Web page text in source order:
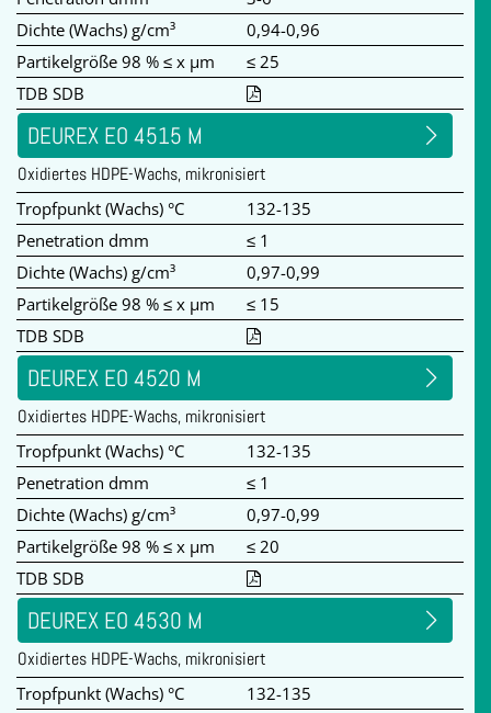
Dichte (Wachs) g/cm³
0,94-0,96
Partikelgröße 98 % ≤ x µm
≤ 25
TDB SDB
DEUREX EO 4515 M
Oxidiertes HDPE-Wachs, mikronisiert
Tropfpunkt (Wachs) °C
132-135
Penetration dmm
≤ 1
Dichte (Wachs) g/cm³
0,97-0,99
Partikelgröße 98 % ≤ x µm
≤ 15
TDB SDB
DEUREX EO 4520 M
Oxidiertes HDPE-Wachs, mikronisiert
Tropfpunkt (Wachs) °C
132-135
Penetration dmm
≤ 1
Dichte (Wachs) g/cm³
0,97-0,99
Partikelgröße 98 % ≤ x µm
≤ 20
TDB SDB
DEUREX EO 4530 M
Oxidiertes HDPE-Wachs, mikronisiert
Tropfpunkt (Wachs) °C
132-135